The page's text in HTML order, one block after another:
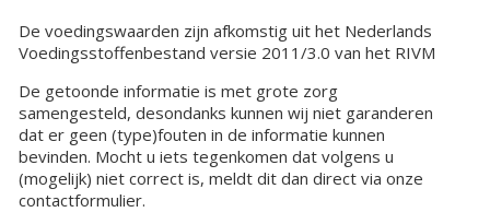
De voedingswaarden zijn afkomstig uit het Nederlands
Voedingsstoffenbestand versie 2011/3.0 van het RIVM
De getoonde informatie is met grote zorg
samengesteld, desondanks kunnen wij niet garanderen
dat er geen (type)fouten in de informatie kunnen
bevinden. Mocht u iets tegenkomen dat volgens u
(mogelijk) niet correct is, meldt dit dan direct via onze
contactformulier.